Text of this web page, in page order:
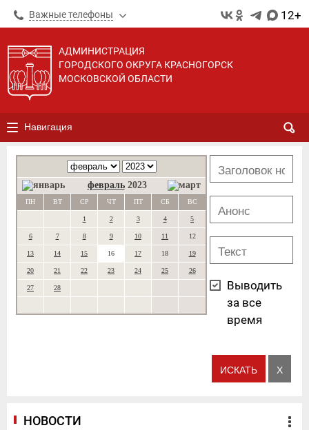
Важные телефоны 12+
АДМИНИСТРАЦИЯ
ГОРОДСКОГО ОКРУГА КРАСНОГОРСК
МОСКОВСКОЙ ОБЛАСТИ
Навигация
февраль 2023
ПН ВТ СР ЧТ ПТ СБ ВС
1 2 3 4 5
6 7 8 9 10 11 12
13 14 15 16 17 18 19
20 21 22 23 24 25 26
27 28
Выводить
за все
время
НОВОСТИ